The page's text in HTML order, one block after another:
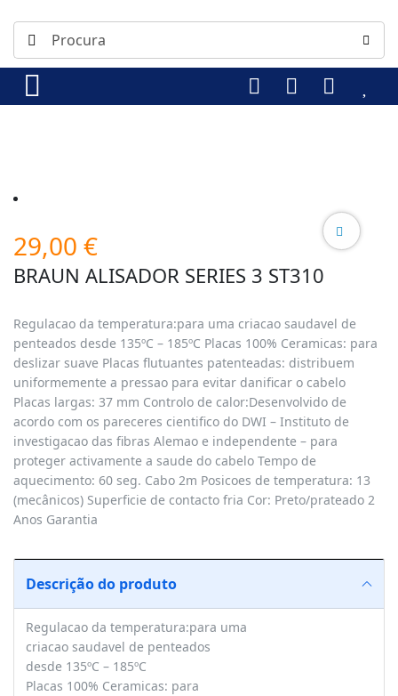
29,00 €
BRAUN ALISADOR SERIES 3 ST310
Regulacao da temperatura:para uma criacao saudavel de
penteados desde 135ºC – 185ºC Placas 100% Ceramicas: para
deslizar suave Placas flutuantes patenteadas: distribuem
uniformemente a pressao para evitar danificar o cabelo
Placas largas: 37 mm Controlo de calor:Desenvolvido de
acordo com os pareceres cientifico do DWI – Instituto de
investigacao das fibras Alemao e independente – para
proteger activamente a saude do cabelo Tempo de
aquecimento: 60 seg. Cabo 2m Posicoes de temperatura: 13
(mecânicos) Superficie de contacto fria Cor: Preto/prateado 2
Anos Garantia
Descrição do produto
Regulacao da temperatura:para uma
criacao saudavel de penteados
desde 135ºC – 185ºC
Placas 100% Ceramicas: para